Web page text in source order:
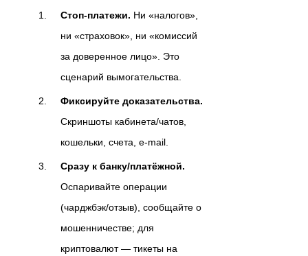
Стоп-платежи. Ни «налогов»,
ни «страховок», ни «комиссий
за доверенное лицо». Это
сценарий вымогательства.
Фиксируйте доказательства.
Скриншоты кабинета/чатов,
кошельки, счета, e-mail.
Сразу к банку/платёжной.
Оспаривайте операции
(чарджбэк/отзыв), сообщайте о
мошенничестве; для
криптовалют — тикеты на